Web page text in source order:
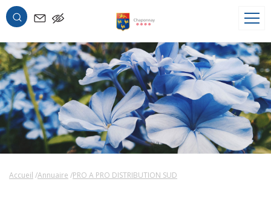
OK
Accueil Annuaire PRO A PRO DISTRIBUTION SUD